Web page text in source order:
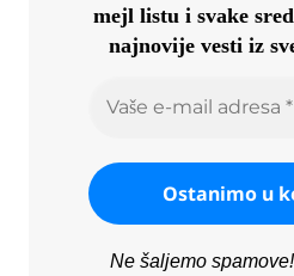
mejl listu i svake
najnovije vesti iz
Ne šaljemo